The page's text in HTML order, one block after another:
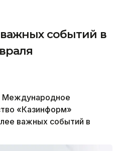
событий в
«Казинформ»
важных событий в